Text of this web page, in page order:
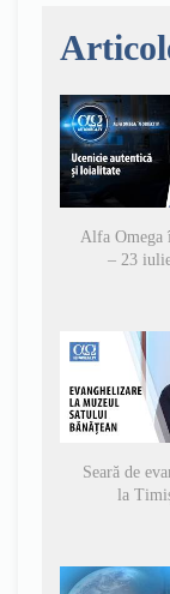
Alfa Omega
– 23
Seară de
la